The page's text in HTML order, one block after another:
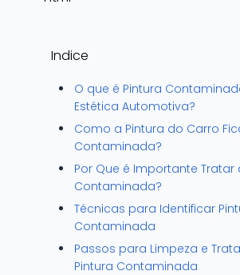
Indice
O que é Pintura
Estética Automotiva?
Como a Pintura do Carro
Contaminada?
Por Que é Importante Tratar
Contaminada?
Técnicas para Identificar
Contaminada
Passos para Limpeza e
Pintura Contaminada